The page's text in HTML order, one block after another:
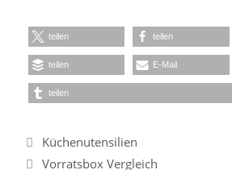
teilen teilen
teilen E-Mail
teilen
Kategorien
Küchenutensilien
Vorratsbox Vergleich